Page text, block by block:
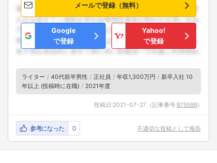
メールで登録（無料）
Google
で登録
Yahoo!
で登録
ライター 40代前半男性 正社員 年収1,300万円
新卒入社 10
年以上 (投稿時に在職)
2021年度
投稿日:2021-07-27 （記事番号:875599）
参考になった 0 不適切な投稿として報告